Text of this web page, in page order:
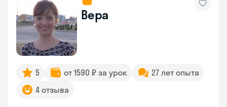
Вера
5 от 1590 ₽ за урок
27 лет опыта
4 отзыва